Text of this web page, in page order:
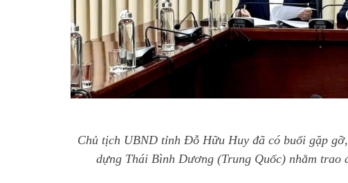
Chủ tịch UBND tỉnh Đỗ Hữu Huy đã có buổi gặp
dựng Thái Bình Dương (Trung Quốc) nhằm